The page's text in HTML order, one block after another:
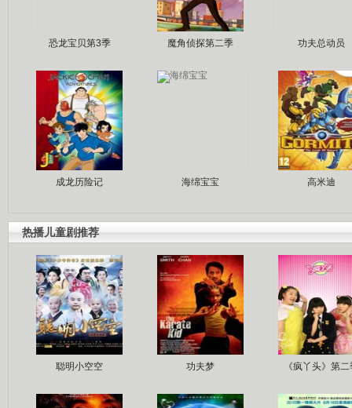
恐龙宝贝第3季 魔角侦探第二季 功夫总动员
成龙历险记 海绵宝宝 高米迪
热播儿童剧推荐
聪明小空空 功夫梦 《疯丫头》第二